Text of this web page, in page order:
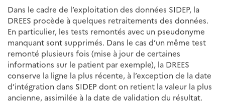
Dans le cadre de l’exploitation des données SIDEP, la
DREES procède à quelques retraitements des données.
En particulier, les tests remontés avec un pseudonyme
manquant sont supprimés. Dans le cas d’un même test
remonté plusieurs fois (mise à jour de certaines
informations sur le patient par exemple), la DREES
conserve la ligne la plus récente, à l’exception de la date
d’intégration dans SIDEP dont on retient la valeur la plus
ancienne, assimilée à la date de validation du résultat.